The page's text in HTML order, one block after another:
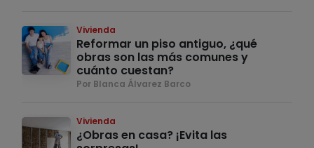
Vivienda
Reformar un piso antiguo, ¿qué
obras son las más comunes y
cuánto cuestan?
Por Blanca Álvarez Barco
Vivienda
¿Obras en casa? ¡Evita las